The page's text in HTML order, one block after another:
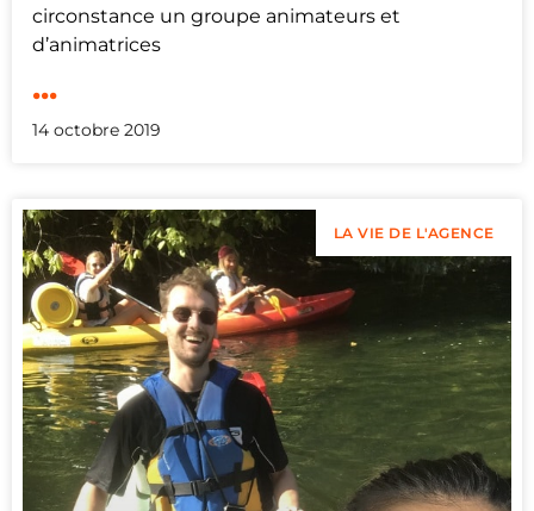
circonstance un groupe animateurs et
d’animatrices
...
14 octobre 2019
LA VIE DE L'AGENCE